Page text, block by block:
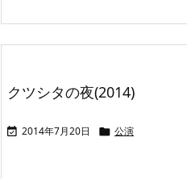
クツシタの夜(2014)
 2014年7月20日  公演